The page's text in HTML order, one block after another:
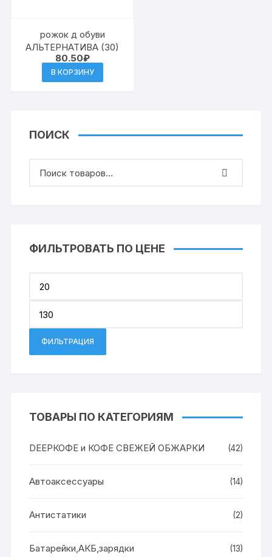
рожок д обуви
АЛЬТЕРНАТИВА (30)
80.50₽
В КОРЗИНУ
ПОИСК
ФИЛЬТРОВАТЬ ПО ЦЕНЕ
ФИЛЬТРАЦИЯ
ТОВАРЫ ПО КАТЕГОРИЯМ
DEEPКОФЕ и КОФЕ СВЕЖЕЙ ОБЖАРКИ (42)
Автоаксессуары (14)
Антистатики (2)
Батарейки,АКБ,зарядки (13)